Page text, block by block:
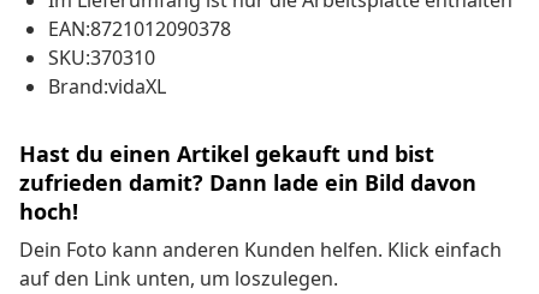
EAN:8721012090378
SKU:370310
Brand:vidaXL
Hast du einen Artikel gekauft und bist
zufrieden damit? Dann lade ein Bild davon
hoch!
Dein Foto kann anderen Kunden helfen. Klick einfach
auf den Link unten, um loszulegen.